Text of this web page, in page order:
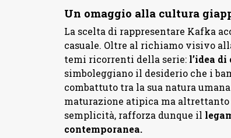
Un omaggio alla cultura
La scelta di rappresentare Kafka
casuale. Oltre al richiamo visivo
temi ricorrenti della serie: l’idea
simboleggiano il desiderio che i
combattuto tra la sua natura
maturazione atipica ma altrettanto
semplicità, rafforza dunque il
contemporanea.